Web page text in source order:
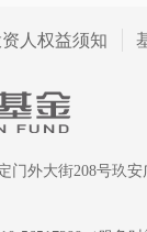
人权益须知
门外大街208号玖安